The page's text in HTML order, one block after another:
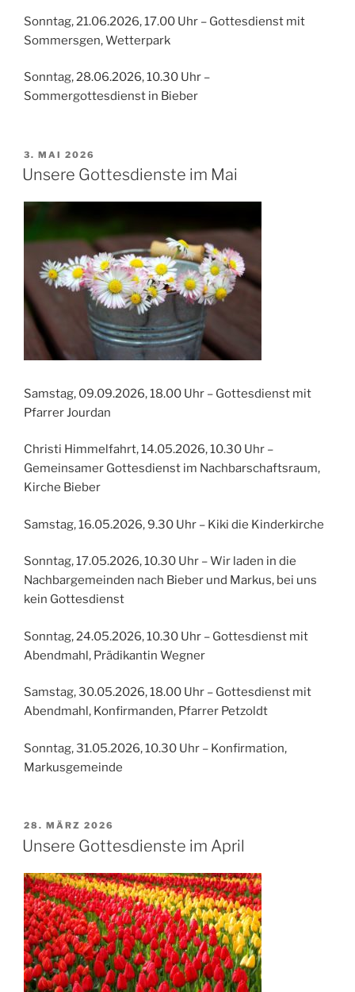
Sonntag, 21.06.2026, 17.00 Uhr – Gottesdienst mit
Sommersgen, Wetterpark
Sonntag, 28.06.2026, 10.30 Uhr –
Sommergottesdienst in Bieber
VERÖFFENTLICHT
AM
3. MAI 2026
Unsere Gottesdienste im Mai
Samstag, 09.09.2026, 18.00 Uhr – Gottesdienst mit
Pfarrer Jourdan
Christi Himmelfahrt, 14.05.2026, 10.30 Uhr –
Gemeinsamer Gottesdienst im Nachbarschaftsraum,
Kirche Bieber
Samstag, 16.05.2026, 9.30 Uhr – Kiki die Kinderkirche
Sonntag, 17.05.2026, 10.30 Uhr – Wir laden in die
Nachbargemeinden nach Bieber und Markus, bei uns
kein Gottesdienst
Sonntag, 24.05.2026, 10.30 Uhr – Gottesdienst mit
Abendmahl, Prädikantin Wegner
Samstag, 30.05.2026, 18.00 Uhr – Gottesdienst mit
Abendmahl, Konfirmanden, Pfarrer Petzoldt
Sonntag, 31.05.2026, 10.30 Uhr – Konfirmation,
Markusgemeinde
VERÖFFENTLICHT
AM
28. MÄRZ 2026
Unsere Gottesdienste im April